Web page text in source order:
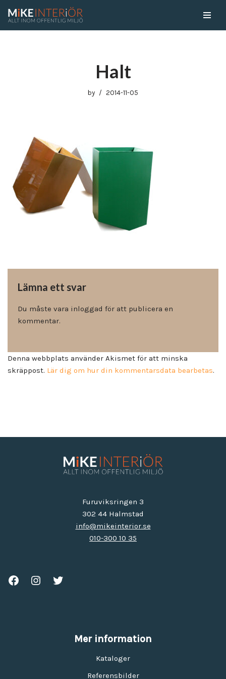
Halt
by 2014-11-05
Lämna ett svar
Du måste vara inloggad för att publicera en
kommentar.
Denna webbplats använder Akismet för att minska
skräppost. Lär dig om hur din kommentarsdata bearbetas.
Furuviksringen 3
302 44 Halmstad
info@mikeinterior.se
010-300 10 35
Mer information
Kataloger
Referensbilder